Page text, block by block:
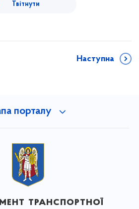
Твітнути
Наступна
порталу
транспортної